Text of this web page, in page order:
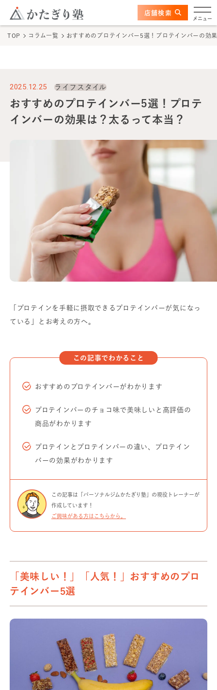
このページの本文へ
メニュー
かたぎり塾について
お客さまの声
よくあるご質問
店舗検索
TOP コラム一覧 おすすめのプロテインバー5選！プロテインバーの効
2025.12.25 ライフスタイル
おすすめのプロテインバー5選！プロテ
インバーの効果は？太るって本当？
「プロテインを手軽に摂取できるプロテインバーが気になっ
ている」とお考えの方へ。
この記事でわかること
おすすめのプロテインバーがわかります
プロテインバーのチョコ味で美味しいと高評価の
商品がわかります
プロテインとプロテインバーの違い、プロテイン
バーの効果がわかります
この記事は「パーソナルジムかたぎり塾」の現役トレーナーが
作成しています！
ご興味がある方はこちらから。
「美味しい！」「人気！」おすすめのプロ
テインバー5選